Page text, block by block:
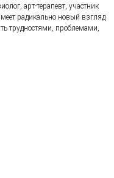
арт-терапевт, участник
радикально новый взгляд
трудностями, проблемами,